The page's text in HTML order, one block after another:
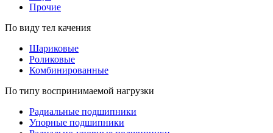
Прочие
По виду тел качения
Шариковые
Роликовые
Комбинированные
По типу воспринимаемой нагрузки
Радиальные подшипники
Упорные подшипники